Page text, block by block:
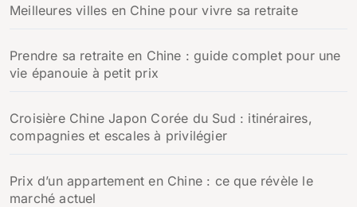
Meilleures villes en Chine pour vivre sa retraite
Prendre sa retraite en Chine : guide complet pour une
vie épanouie à petit prix
Croisière Chine Japon Corée du Sud : itinéraires,
compagnies et escales à privilégier
Prix d’un appartement en Chine : ce que révèle le
marché actuel